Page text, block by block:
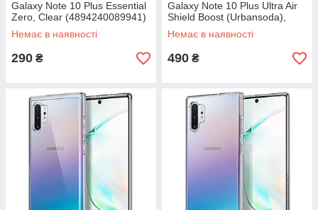
Galaxy Note 10 Plus Essential
Zero, Clear (4894240089941)
Немає в наявності
290 ₴
Galaxy Note 10 Plus Ultra Air
Shield Boost (Urbansoda),
Clear (3C01191520201)
Немає в наявності
490 ₴